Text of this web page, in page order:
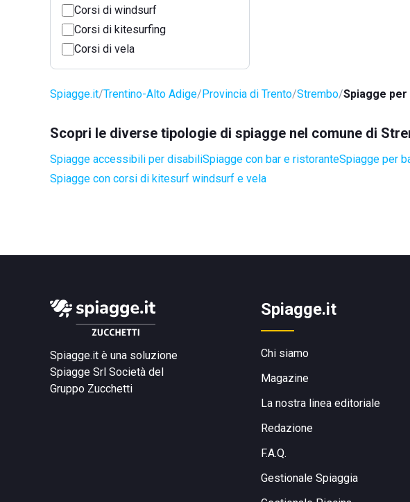
Corsi di windsurf
Corsi di kitesurfing
Corsi di vela
Spiagge.it Trentino-Alto Adige Provincia di Trento Strembo Spiagge per
Scopri le diverse tipologie di spiagge nel comune di
Spiagge accessibili per disabiliSpiagge con bar e ristoranteSpiagge per
Spiagge con corsi di kitesurf windsurf e vela
Spiagge.it è una soluzione
Spiagge Srl Società del
Gruppo Zucchetti
Spiagge.it
Chi siamo
Magazine
La nostra linea editoriale
Redazione
F.A.Q.
Gestionale Spiaggia